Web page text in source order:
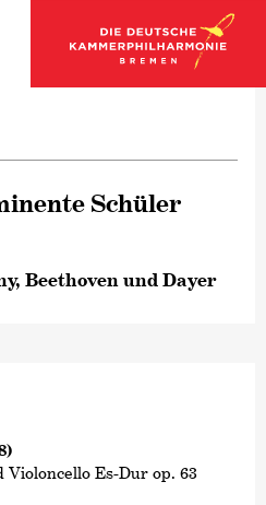
Schüler
Beethoven und Dayer
Es-Dur op. 63